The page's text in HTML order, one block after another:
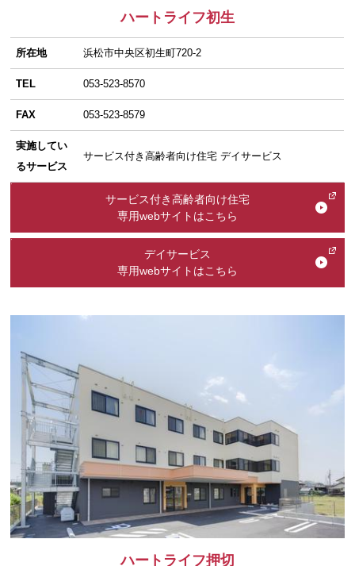
ハートライフ初生
所在地 浜松市中央区初生町720-2
TEL 053-523-8570
FAX 053-523-8579
実施してい
るサービス
サービス付き高齢者向け住宅 デイサービス
サービス付き高齢者向け住宅
専用webサイトはこちら
デイサービス
専用webサイトはこちら
ハートライフ押切